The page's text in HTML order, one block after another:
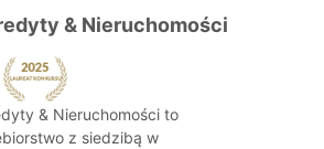
& Nieruchomości
& Nieruchomości to
z siedzibą w